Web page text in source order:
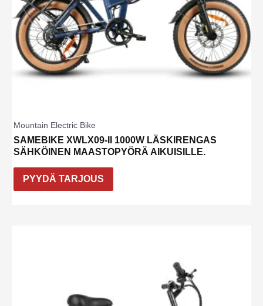
Mountain Electric Bike
SAMEBIKE XWLX09-II 1000W LÄSKIRENGAS
SÄHKÖINEN MAASTOPYÖRÄ AIKUISILLE.
PYYDÄ TARJOUS